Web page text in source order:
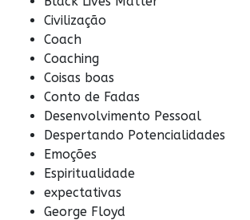
Civilização
Coach
Coaching
Coisas boas
Conto de Fadas
Desenvolvimento Pessoal
Despertando Potencialidades
Emoções
Espiritualidade
expectativas
George Floyd